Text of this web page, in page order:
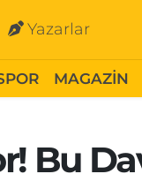
Yazarlar
MAGAZİN
Bu